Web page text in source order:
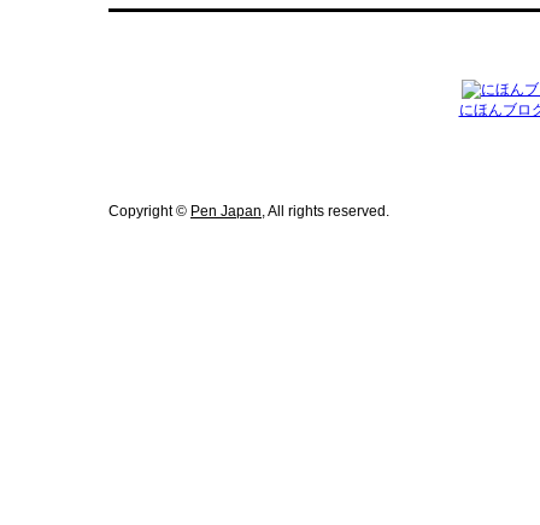
にほんブロ
Copyright © Pen Japan, All rights reserved.